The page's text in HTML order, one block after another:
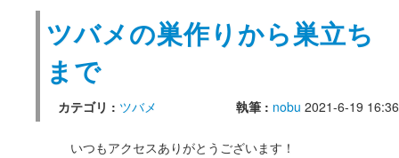
ツバメの巣作りから巣立ち
まで
カテゴリ : ツバメ 執筆 : nobu 2021-6-19 16:36
いつもアクセスありがとうございます！